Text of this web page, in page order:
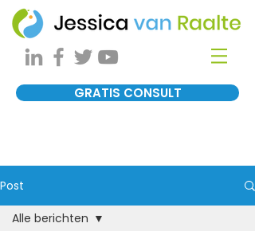
GRATIS CONSULT
Post
Alle berichten